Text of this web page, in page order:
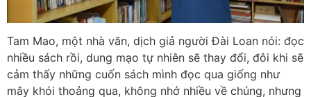
Tam Mao, một nhà văn, dịch giả người Đài Loan nói: đọc
nhiều sách rồi, dung mạo tự nhiên sẽ thay đổi, đôi khi sẽ
cảm thấy những cuốn sách mình đọc qua giống như
mây khói thoảng qua, không nhớ nhiều về chúng, nhưng